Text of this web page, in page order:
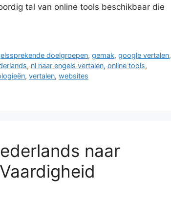
tal van online tools beschikbaar die
doelgroepen,gemak,google vertalen,
, nl naar engels vertalen, online tools,
, vertalen, websites
naar